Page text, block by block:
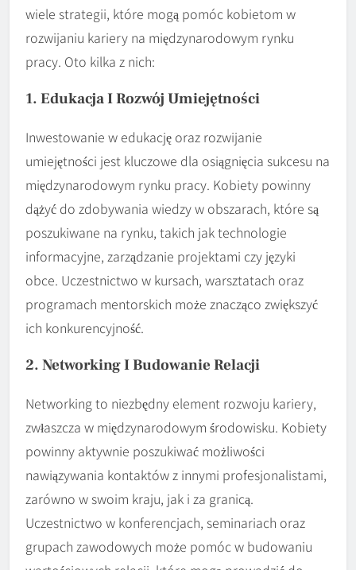
wiele strategii, które mogą pomóc kobietom w
rozwijaniu kariery na międzynarodowym rynku
pracy. Oto kilka z nich:
1. Edukacja I Rozwój Umiejętności
Inwestowanie w edukację oraz rozwijanie
umiejętności jest kluczowe dla osiągnięcia sukcesu na
międzynarodowym rynku pracy. Kobiety powinny
dążyć do zdobywania wiedzy w obszarach, które są
poszukiwane na rynku, takich jak technologie
informacyjne, zarządzanie projektami czy języki
obce. Uczestnictwo w kursach, warsztatach oraz
programach mentorskich może znacząco zwiększyć
ich konkurencyjność.
2. Networking I Budowanie Relacji
Networking to niezbędny element rozwoju kariery,
zwłaszcza w międzynarodowym środowisku. Kobiety
powinny aktywnie poszukiwać możliwości
nawiązywania kontaktów z innymi profesjonalistami,
zarówno w swoim kraju, jak i za granicą.
Uczestnictwo w konferencjach, seminariach oraz
grupach zawodowych może pomóc w budowaniu